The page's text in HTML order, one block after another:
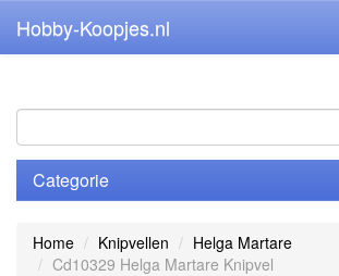
Hobby-Koopjes.nl
Categorie
Home Knipvellen
Helga Martare
Cd10329 Helga Martare Knipvel